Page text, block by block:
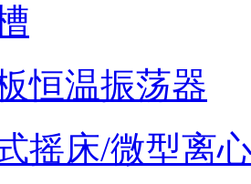
恒温振荡器
摇床/微型离